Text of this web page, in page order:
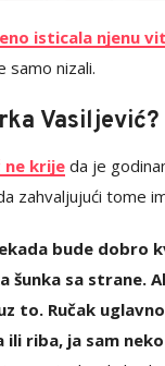
isticala njenu
samo nizali.
Vasiljević?
ne krije da je
zahvaljujući tome
bude dobro
šunka sa strane.
to. Ručak
ili riba, ja sam